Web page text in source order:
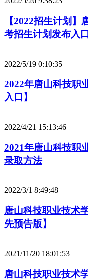
【2022招生计划
考招生计划发布入
2022/5/19 0:10:35
2022年唐山科技职
入口】
2022/4/21 15:13:46
2021年唐山科技职
录取方法
2022/3/1 8:49:48
唐山科技职业技术
先预告版】
2021/11/20 18:01:53
唐山科技职业技术